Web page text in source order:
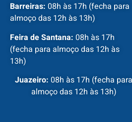
Barreiras: 08h às 17h (fecha para
almoço das 12h às 13h)
Feira de Santana: 08h às 17h
(fecha para almoço das 12h às
13h)
Juazeiro: 08h às 17h (fecha para
almoço das 12h às 13h)